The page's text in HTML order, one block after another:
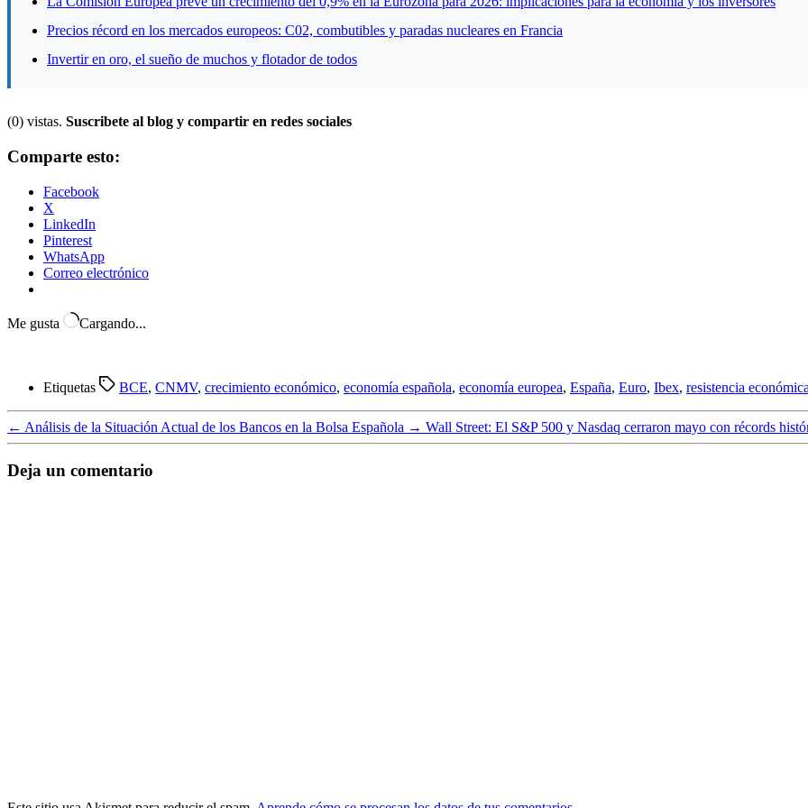
Precios récord en los mercados europeos: C02, combutibles y paradas nucleares en Francia
Invertir en oro, el sueño de muchos y flotador de todos
(0) vistas. Suscribete al blog y compartir en redes sociales
Comparte esto:
Facebook
X
LinkedIn
Pinterest
WhatsApp
Correo electrónico
Me gusta Cargando...
Etiquetas BCE, CNMV, crecimiento económico, economía española, economía europea, España, Euro, Ibex, resistencia
← Análisis de la Situación Actual de los Bancos en la Bolsa Española → Wall Street: El S&P 500 y Nasdaq cerraron mayo con récords
Deja un comentario